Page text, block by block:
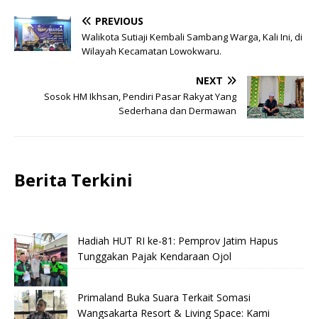
PREVIOUS
Walikota Sutiaji Kembali Sambang Warga, Kali Ini, di
Wilayah Kecamatan Lowokwaru.
NEXT
Sosok HM Ikhsan, Pendiri Pasar Rakyat Yang
Sederhana dan Dermawan
Berita Terkini
Hadiah HUT RI ke-81: Pemprov Jatim Hapus
Tunggakan Pajak Kendaraan Ojol
Primaland Buka Suara Terkait Somasi
Wangsakarta Resort & Living Space: Kami